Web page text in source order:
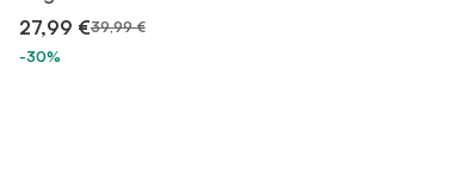
27,99 €39,99 €
-30%